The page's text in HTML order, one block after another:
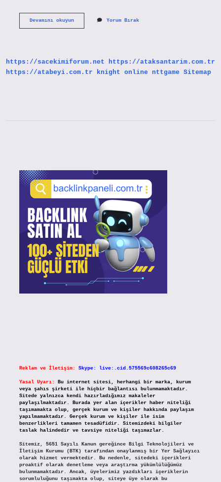
Devamını okuyunSakarya
Yorum Bırak
https://sacekimiforum.net
https://ataksantarim.com.tr
https://atabeyi.com.tr
knight online nttgame Sitemap
Reklam ve İletişim: Skype: live:.cid.575569c608265c69
Yasal Uyarı:
Bu internet sitesi, herhangi bir marka, kurum
veya şahıs şirketi ile hiçbir bağlantısı bulunmamaktadır.
Sitede yalnızca kendi hazırladığımız makaleler
paylaşılmaktadır. Burada yer alan içerikler haber niteliği
taşımamakta olup, gerçek kurum ve kişiler hakkında paylaşım
yapılmamaktadır. Gerçek kurum ve kişiler ile isim
benzerlikleri tamamen tesadüfidir. Sitemizdeki bilgiler
taslak halindedir ve tavsiye niteliği taşımazlar.
Sitemiz, 5651 Sayılı Kanun gereğince Bilgi Teknolojileri ve
İletişim Kurumu (BTK) tarafından onaylanmış bir Yer Sağlayıcı
olarak hizmet vermektedir. Bu nedenle, sitedeki içerikleri
proaktif olarak denetleme veya araştırma yükümlülüğümüz
bulunmamaktadır. Ancak, üyelerimiz yazdıkları içeriklerin
sorumluluğunu taşımakta olup, siteye üye olarak bu